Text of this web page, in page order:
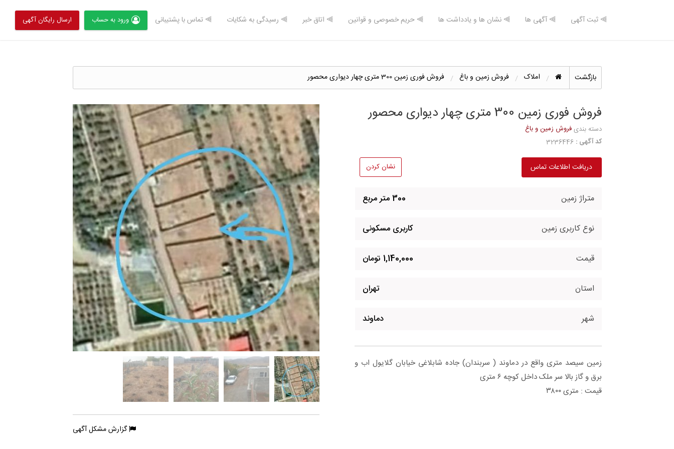
⫸ ثبت آگهی ⫸ آگهی ها ⫸ نشان ها و یادداشت ها ⫸ حریم خصوصی و قوانین ⫸ اتاق خبر ⫸ رسیدگی به شکایات ⫸ تماس با پشتیبانی ورود به حساب ارسال رایگان آگهی
بازگشت املاک فروش زمین و باغ فروش فوری زمین 300 متری چهار دیواری محصور
فروش فوری زمین 300 متری چهار دیواری محصور
دسته بندیفروش زمین و باغ
کد آگهی :
دریافت اطلاعات تماس نشان کردن
متراژ زمین 300 متر مربع
نوع کاربری زمین کاربری مسکونی
قیمت 1,140,000 تومان
استان تهران
شهر دماوند
زمین سیصد متری واقع در دماوند ( سربندان) جاده شابلاغی خیابان گلایول اب و
برق و گاز بالا سر ملک داخل کوچه ۶ متری
قیمت : متری ۳۸۰۰
گزارش مشکل آگهی